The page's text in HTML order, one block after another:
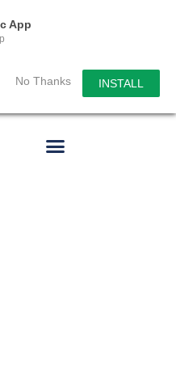
App
No Thanks INSTALL